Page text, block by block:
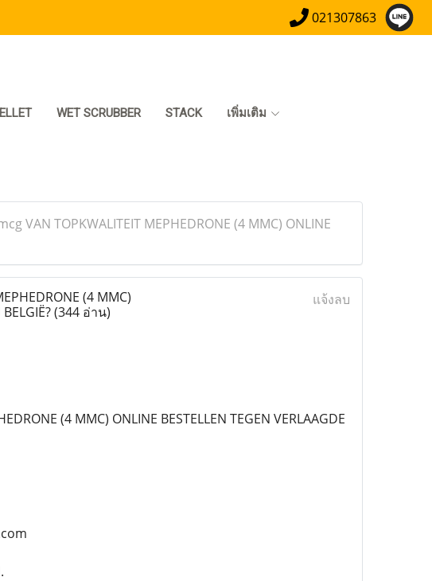
021307863
WET SCRUBBER STACK เพิ่มเติม
VAN TOPKWALITEIT MEPHEDRONE (4 MMC) ONLINE
(4 MMC)
(344 อ่าน)
แจ้งลบ
(4 MMC) ONLINE BESTELLEN TEGEN VERLAAGDE